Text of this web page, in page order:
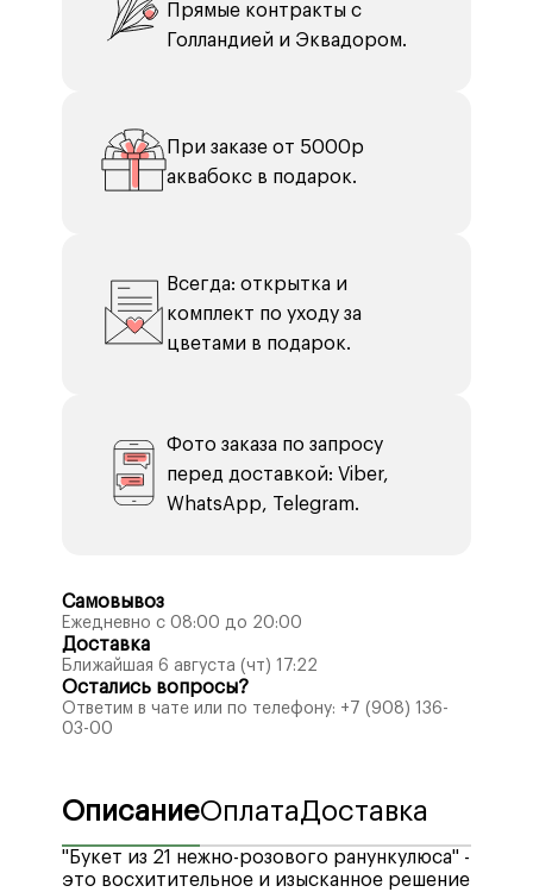
Прямые контракты с
Голландией и Эквадором.
При заказе от 5000р
аквабокс в подарок.
Всегда: открытка и
комплект по уходу за
цветами в подарок.
Фото заказа по запросу
перед доставкой: Viber,
WhatsApp, Telegram.
Самовывоз
Ежедневно с 08:00 до 20:00
Доставка
Ближайшая 6 августа (чт) 17:22
Остались вопросы?
Ответим в чате или по телефону: +7 (908) 136-
03-00
ОписаниеОплата Доставка
"Букет из 21 нежно-розового ранункулюса" -
это восхитительное и изысканное решение